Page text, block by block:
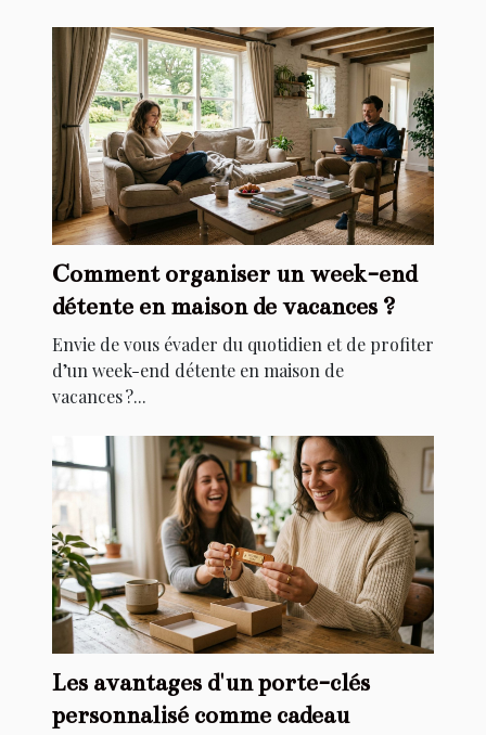
Comment organiser un week-end
détente en maison de vacances ?
Envie de vous évader du quotidien et de profiter
d’un week-end détente en maison de
vacances ?...
Les avantages d'un porte-clés
personnalisé comme cadeau